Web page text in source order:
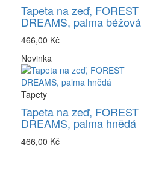
Tapeta na zeď, FOREST
DREAMS, palma béžová
466,00 Kč
Novinka
Tapety
Tapeta na zeď, FOREST
DREAMS, palma hnědá
466,00 Kč